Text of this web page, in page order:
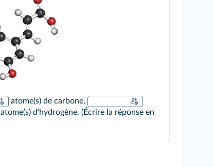
atome(s) de carbone,
atome(s) d'hydrogène. (Écrire la réponse en